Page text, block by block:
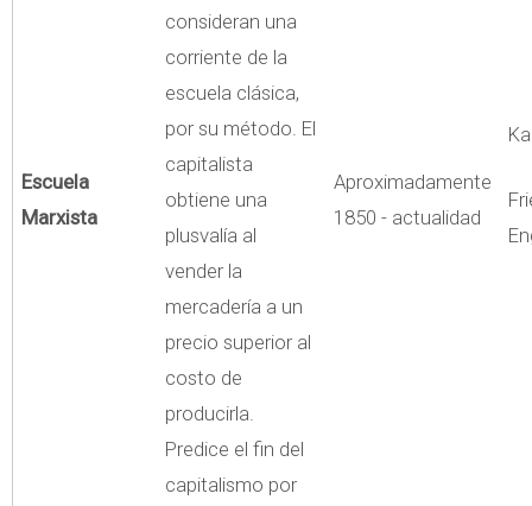
Escuela
Marxista
consideran una
corriente de la
escuela clásica,
por su método. El
capitalista
obtiene una
plusvalía al
vender la
mercadería a un
precio superior al
costo de
producirla.
Predice el fin del
capitalismo por
Aproximadamente
1850 - actualidad